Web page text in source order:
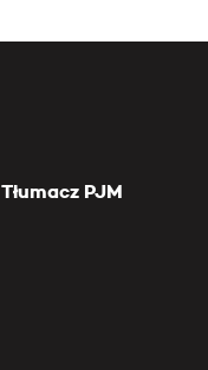
Tłumacz PJM